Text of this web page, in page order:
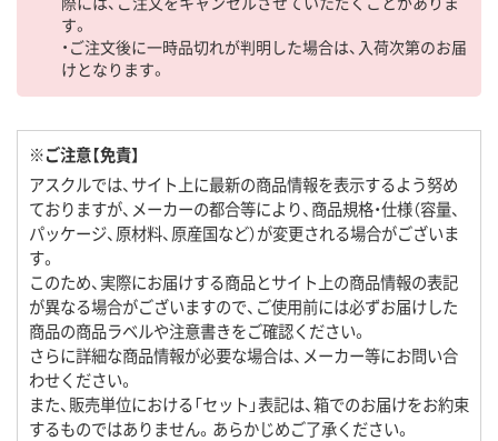
す。
・ご注文後に一時品切れが判明した場合は、入荷次第のお届
けとなります。
※ご注意【免責】
アスクルでは、サイト上に最新の商品情報を表示するよう努め
ておりますが、メーカーの都合等により、商品規格・仕様（容量、
パッケージ、原材料、原産国など）が変更される場合がございま
す。
このため、実際にお届けする商品とサイト上の商品情報の表記
が異なる場合がございますので、ご使用前には必ずお届けした
商品の商品ラベルや注意書きをご確認ください。
さらに詳細な商品情報が必要な場合は、メーカー等にお問い合
わせください。
また、販売単位における「セット」表記は、箱でのお届けをお約束
するものではありません。あらかじめご了承ください。